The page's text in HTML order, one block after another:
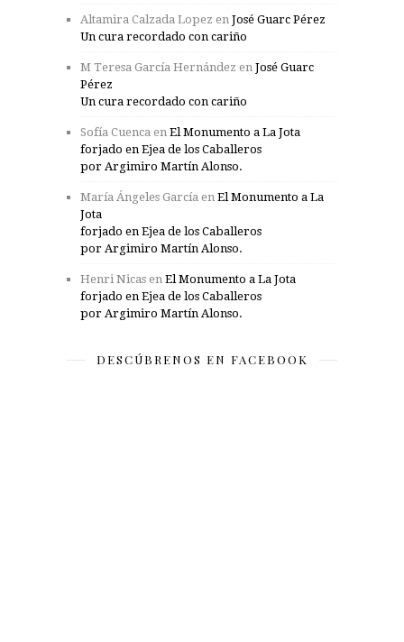
Altamira Calzada Lopez en José Guarc Pérez
Un cura recordado con cariño
M Teresa García Hernández en José Guarc
Pérez
Un cura recordado con cariño
Sofía Cuenca en El Monumento a La Jota
forjado en Ejea de los Caballeros
por Argimiro Martín Alonso.
María Ángeles García en El Monumento a La
Jota
forjado en Ejea de los Caballeros
por Argimiro Martín Alonso.
Henri Nicas en El Monumento a La Jota
forjado en Ejea de los Caballeros
por Argimiro Martín Alonso.
DESCÚBRENOS EN FACEBOOK